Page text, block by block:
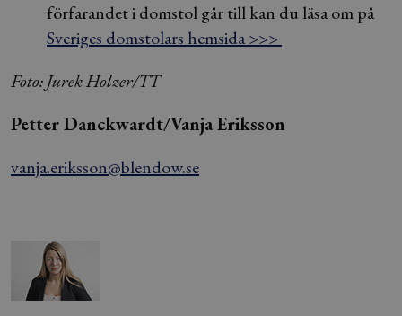
förfarandet i domstol går till kan du läsa om på
Sveriges domstolars hemsida >>>
Foto: Jurek Holzer/TT
Petter Danckwardt/Vanja Eriksson
vanja.eriksson@blendow.se